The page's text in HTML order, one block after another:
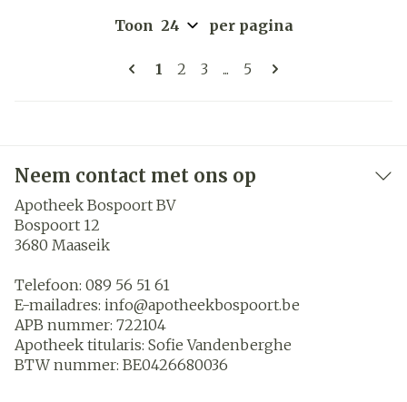
Pagina's
U lees momenteel pagina
1 Pagina
2 Pagina
3 ... Pagina
5
Toon per pagina
Neem contact met ons op
Apotheek Bospoort BV
Bospoort 12
3680 Maaseik
Telefoon: 089 56 51 61
E-mailadres: info@apotheekbospoort.be
APB nummer: 722104
Apotheek titularis: Sofie Vandenberghe
BTW nummer: BE0426680036